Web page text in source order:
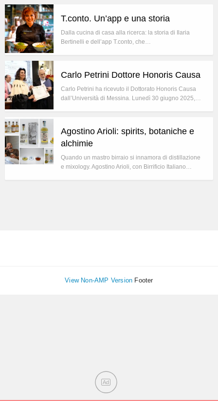
T.conto. Un’app e una storia
Dalla cucina di casa alla ricerca: la storia di Ilaria
Bertinelli e dell’app T.conto, che…
Carlo Petrini Dottore Honoris Causa
Carlo Petrini ha ricevuto il Dottorato Honoris Causa
dall’Università di Messina. Lunedì 30 giugno 2025,…
Agostino Arioli: spirits, botaniche e
alchimie
Quando un mastro birraio si innamora di distillazione
e mixology. Agostino Arioli, con Birrificio Italiano…
View Non-AMP Version Footer
Ad